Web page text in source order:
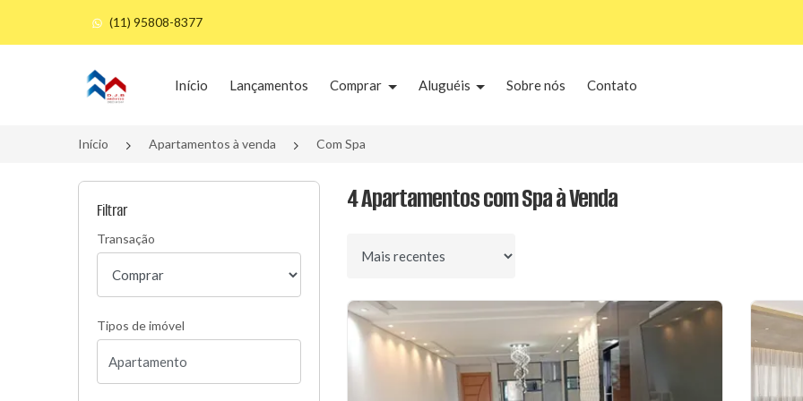
(11) 95808-8377
Página inicial
Início Lançamentos Comprar Aluguéis Sobre nós Contato
Início Apartamentos à venda Com Spa
Filtrar
Transação
Tipos de imóvel
4 Apartamentos com Spa à Venda
Ordenar por